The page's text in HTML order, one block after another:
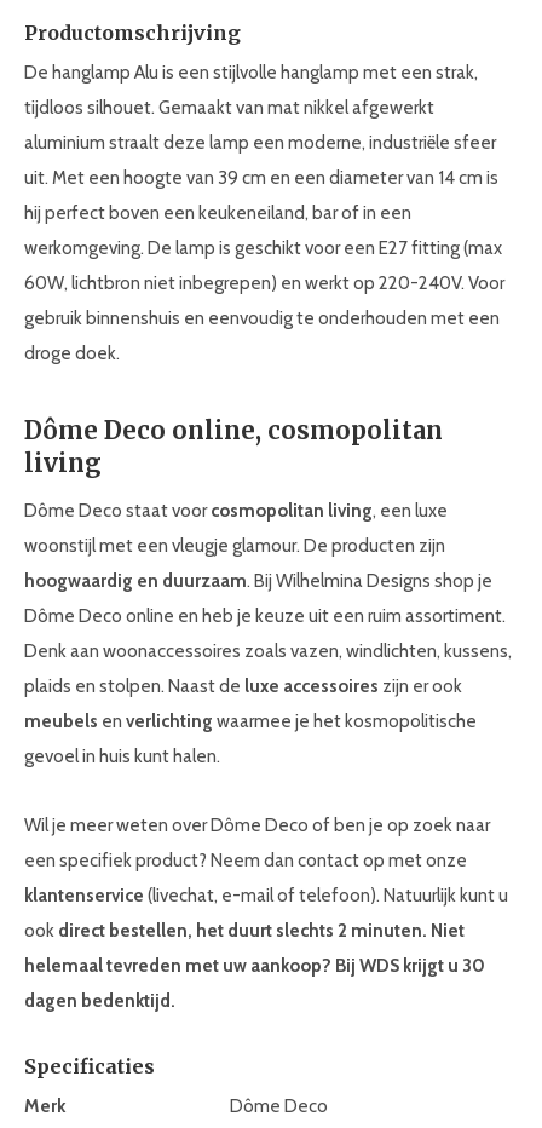
Productomschrijving
De hanglamp Alu is een stijlvolle hanglamp met een strak,
tijdloos silhouet. Gemaakt van mat nikkel afgewerkt
aluminium straalt deze lamp een moderne, industriële sfeer
uit. Met een hoogte van 39 cm en een diameter van 14 cm is
hij perfect boven een keukeneiland, bar of in een
werkomgeving. De lamp is geschikt voor een E27 fitting (max
60W, lichtbron niet inbegrepen) en werkt op 220-240V. Voor
gebruik binnenshuis en eenvoudig te onderhouden met een
droge doek.
Dôme Deco online, cosmopolitan
living
Dôme Deco staat voorcosmopolitan living, een luxe
woonstijl met een vleugje glamour. De producten zijn
hoogwaardig en duurzaam. Bij Wilhelmina Designs shop je
Dôme Deco online en heb je keuze uit een ruim assortiment.
Denk aan woonaccessoires zoals vazen, windlichten, kussens,
plaids en stolpen. Naast de luxe accessoires zijn er ook
meubels en verlichting waarmee je het kosmopolitische
gevoel in huis kunt halen.
Wil je meer weten over Dôme Deco of ben je op zoek naar
een specifiek product? Neem dan contact op met onze
klantenservice (livechat, e-mail of telefoon). Natuurlijk kunt u
ook direct bestellen, het duurt slechts 2 minuten. Niet
helemaal tevreden met uw aankoop? Bij WDS krijgt u 30
dagen bedenktijd.
Specificaties
Merk
Dôme Deco